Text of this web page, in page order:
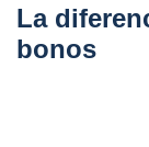
La
bonos